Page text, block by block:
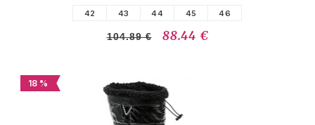
42 43 44 45 46
104.89 € 88.44 €
18 %